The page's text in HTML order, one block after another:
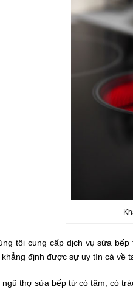
tôi cung cấp dịch vụ sửa
khẳng định được sự uy tín cả về
thợ sửa bếp từ có tâm, có